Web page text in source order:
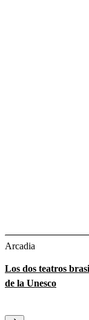
Arcadia
Los dos teatros
de la Unesco